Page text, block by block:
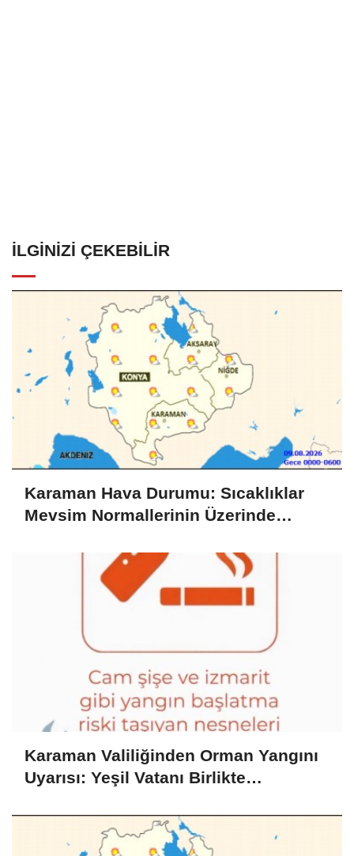
İLGINIZI ÇEKEBILIR
Karaman Hava Durumu: Sıcaklıklar
Mevsim Normallerinin Üzerinde
Karaman Valiliğinden Orman Yangını
Uyarısı: Yeşil Vatanı Birlikte